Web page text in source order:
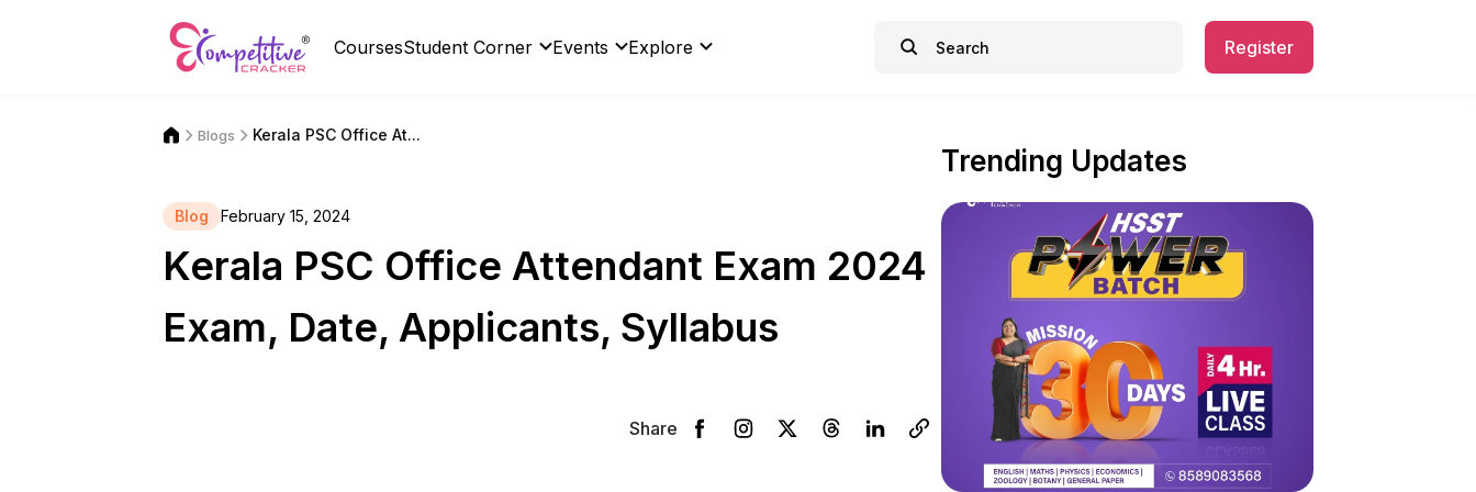
CoursesStudent Corner Events Explore Register
Blogs Kerala PSC Office At...
Blog February 15, 2024
Kerala PSC Office Attendant Exam 2024
Exam, Date, Applicants, Syllabus
Share
Trending Updates